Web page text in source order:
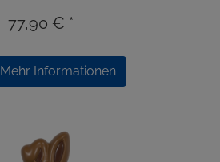
77,90 € *
Mehr Informationen